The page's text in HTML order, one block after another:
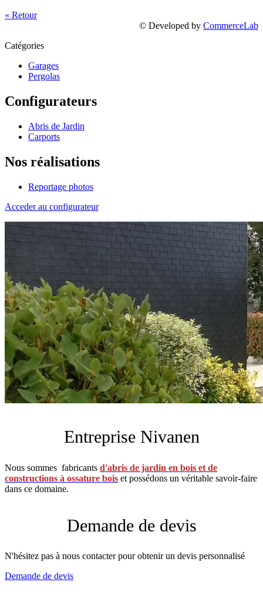
« Retour
© Developed by CommerceLab
Catégories
Garages
Pergolas
Configurateurs
Abris de Jardin
Carports
Nos réalisations
Reportage photos
Acceder au configurateur
Entreprise Nivanen
Nous sommes fabricants d'abris de jardin en bois et de
constructions à ossature bois et possédons un véritable savoir-faire
dans ce domaine.
Demande de devis
N'hésitez pas à nous contacter pour obtenir un devis personnalisé
Demande de devis